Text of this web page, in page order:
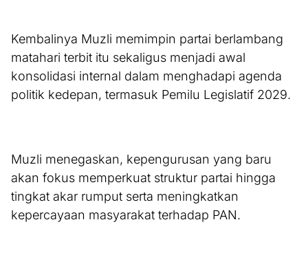
Kembalinya Muzli memimpin partai berlambang
matahari terbit itu sekaligus menjadi awal
konsolidasi internal dalam menghadapi agenda
politik kedepan, termasuk Pemilu Legislatif 2029.
Muzli menegaskan, kepengurusan yang baru
akan fokus memperkuat struktur partai hingga
tingkat akar rumput serta meningkatkan
kepercayaan masyarakat terhadap PAN.